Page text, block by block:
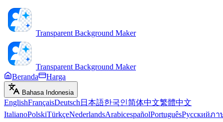
Transparent Background Maker
Transparent Background Maker
Beranda
Harga
Bahasa Indonesia
EnglishFrançaisDeutsch 日本語한국인简体中文繁體中文
ItalianoPolskiTürkçeNederlandsArabicespañolPortuguêsРусскийภา